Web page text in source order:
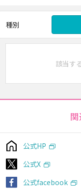
種別
該当す
公式HP
公式X
公式facebook